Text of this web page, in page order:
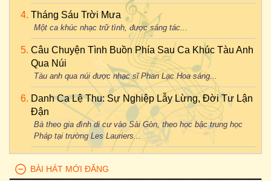
Tháng Sáu Trời Mưa
Một ca khúc nhạc trữ tình, được sáng tác...
Câu Chuyện Tình Buồn Phía Sau Ca Khúc Tàu Anh
Qua Núi
Tàu anh qua núi được nhạc sĩ Phan Lạc Hoa sáng...
Danh Ca Lệ Thu: Sự Nghiệp Lẫy Lừng, Đời Tư Lận
Đận
Bà theo gia đình di cư vào Sài Gòn, theo học bậc trung học
Pháp tại trường Les Lauriers...
BÀI HÁT MỚI ĐĂNG